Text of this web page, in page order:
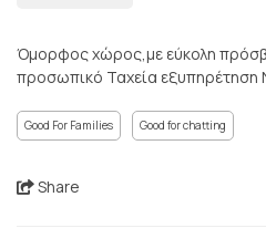
Όμορφος χώρος,με εύκολη
προσωπικό Ταχεία εξυπηρέτηση
Good For Families Good for chatting
Share